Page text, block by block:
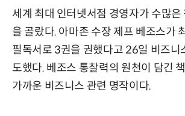
세계 최대 인터넷서점 경영자가 수많은
을 골랐다. 아마존 수장 제프 베조스가
필독서로 3권을 권했다고 26일 비즈니
도했다. 베조스 통찰력의 원천이 담긴
가까운 비즈니스 관련 명작이다.